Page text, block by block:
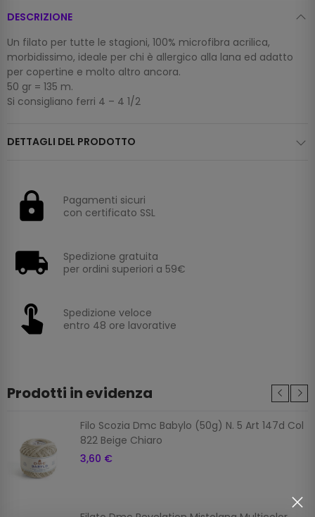
DESCRIZIONE
Un filato per tutte le stagioni, 100% microfibra acrilica,
morbidissimo, ideale per chi è allergico alla lana ed adatto
per copertine e molto altro ancora.
50 gr = 135 m.
Si consigliano ferri 4 – 4 1/2
DETTAGLI DEL PRODOTTO
Pagamenti sicuri
con certificato SSL
Spedizione gratuita
per ordini superiori a 59€
Spedizione veloce
entro 48 ore lavorative
Prodotti in evidenza
Filo Scozia Dmc Babylo (50g) N. 5 Art 147d Col
822 Beige Chiaro
3,60 €